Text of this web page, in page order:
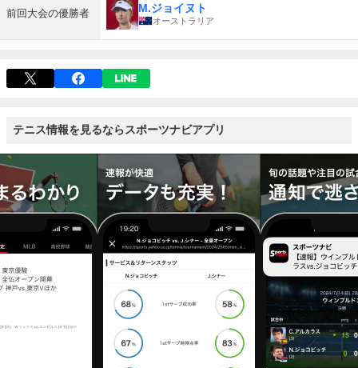
前回大会の優勝者 M.ジョイヌト
オーストラリア
テニス情報を見るならスポーツナビアプリ